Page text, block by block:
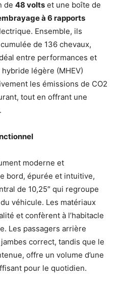
de 48 volts et une boîte de
à 6 rapports
Ensemble, ils
de 136 chevaux,
entre performances et
légère (MHEV)
les émissions de CO2
tout en offrant une
moderne et
bord, épurée et intuitive,
de 10,25″ qui regroupe
véhicule. Les matériaux
et confèrent à l’habitacle
Les passagers arrière
correct, tandis que le
offre un volume d’une
pour le quotidien.